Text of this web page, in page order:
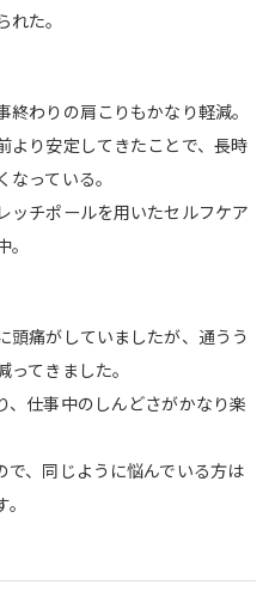
た。
わりの肩こりもかなり軽減。
より安定してきたことで、長時
っている。
ッチポールを用いたセルフケア
頭痛がしていましたが、通うう
てきました。
、仕事中のしんどさがかなり楽
で、同じように悩んでいる方は